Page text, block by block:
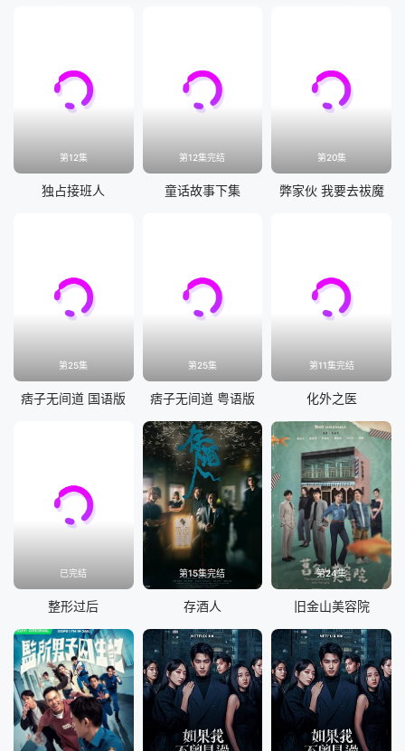
第12集
独占接班人
第12集完结
童话故事下集
第20集
弊家伙 我要去祓魔
第25集
痞子无间道 国语版
第25集
痞子无间道 粤语版
第11集完结
化外之医
已完结
整形过后
第15集完结
存酒人
第24集
旧金山美容院